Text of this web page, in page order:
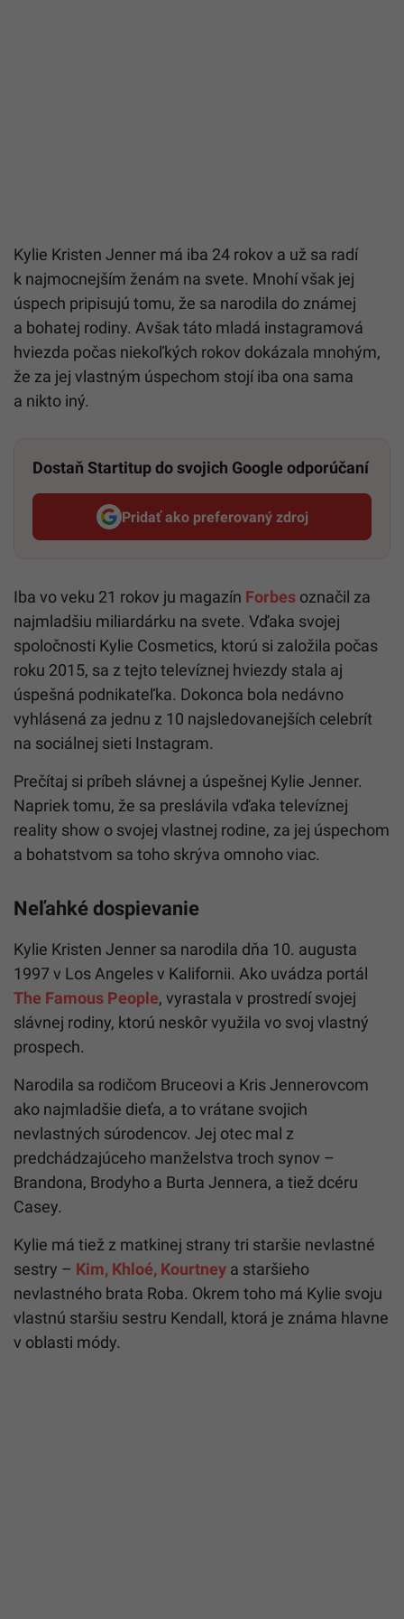
Kylie Kristen Jenner má iba 24 rokov a už sa radí
k najmocnejším ženám na svete. Mnohí však jej
úspech pripisujú tomu, že sa narodila do známej
a bohatej rodiny. Avšak táto mladá instagramová
hviezda počas niekoľkých rokov dokázala mnohým,
že za jej vlastným úspechom stojí iba ona sama
a nikto iný.
Dostaň Startitup do svojich Google odporúčaní
Pridať ako preferovaný zdroj
Startitup, odkaz sa otvorí v
Iba vo veku 21 rokov ju magazín Forbes označil za
najmladšiu miliardárku na svete. Vďaka svojej
spoločnosti Kylie Cosmetics, ktorú si založila počas
roku 2015, sa z tejto televíznej hviezdy stala aj
úspešná podnikateľka. Dokonca bola nedávno
vyhlásená za jednu z 10 najsledovanejších celebrít
na sociálnej sieti Instagram.
Prečítaj si príbeh slávnej a úspešnej Kylie Jenner.
Napriek tomu, že sa preslávila vďaka televíznej
reality show o svojej vlastnej rodine, za jej úspechom
a bohatstvom sa toho skrýva omnoho viac.
Neľahké dospievanie
Kylie Kristen Jenner sa narodila dňa 10. augusta
1997 v Los Angeles v Kalifornii. Ako uvádza portál
The Famous People, vyrastala v prostredí svojej
slávnej rodiny, ktorú neskôr využila vo svoj vlastný
prospech.
Narodila sa rodičom Bruceovi a Kris Jennerovcom
ako najmladšie dieťa, a to vrátane svojich
nevlastných súrodencov. Jej otec mal z
predchádzajúceho manželstva troch synov –
Brandona, Brodyho a Burta Jennera, a tiež dcéru
Casey.
Kylie má tiež z matkinej strany tri staršie nevlastné
sestry – Kim, Khloé, Kourtney a staršieho
nevlastného brata Roba. Okrem toho má Kylie svoju
vlastnú staršiu sestru Kendall, ktorá je známa hlavne
v oblasti módy.